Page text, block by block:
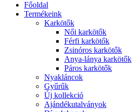
Főoldal
Termékeink
Karkötők
Női karkötők
Férfi karkötők
Zsinóros karkötők
Anya-lánya karkötők
Páros karkötők
Nyakláncok
Gyűrűk
Új kollekció
Ajándékutalványok